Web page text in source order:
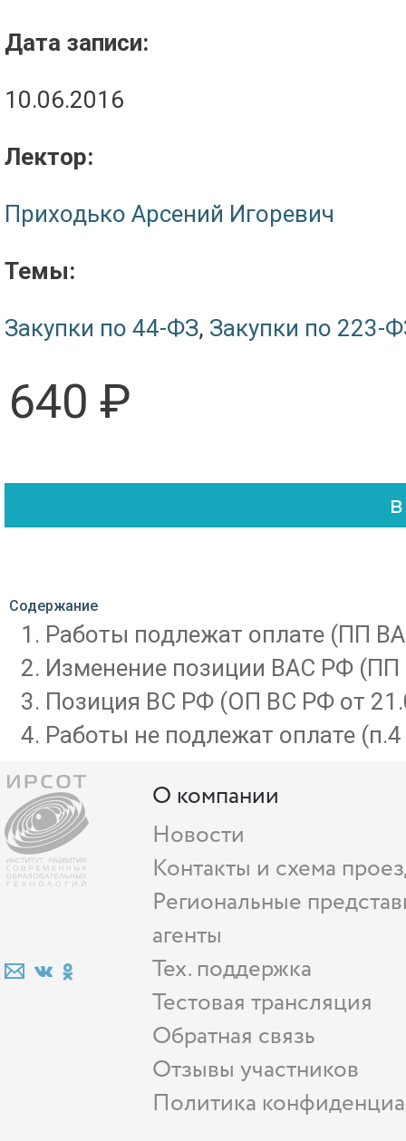
Дата записи:
10.06.2016
Лектор:
Приходько Арсений Игоревич
Темы:
Закупки по 44-ФЗ, Закупки по 223-
640 ₽
Содержание
Работы подлежат оплате (ПП
Изменение позиции ВАС РФ
Позиция ВС РФ (ОП ВС РФ от
Работы не подлежат оплате
О компании
Новости
Контакты и схема
Региональные
агенты
Тех. поддержка
Тестовая трансляция
Обратная связь
Отзывы участников
Политика